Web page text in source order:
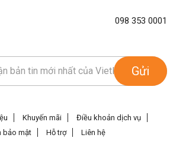
098 353 0001
Gửi
Khuyến mãi
Điều khoản dịch vụ
bảo mật
Hỗ trợ Liên hệ